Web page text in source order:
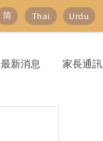
最新消息 家長通訊
Urdu
Thai
简